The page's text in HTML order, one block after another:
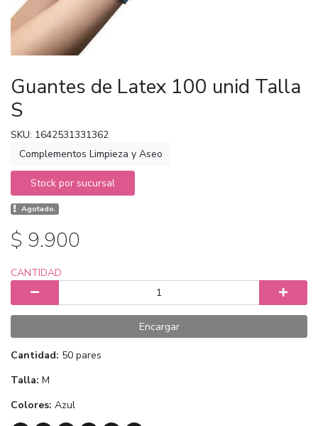
Guantes de Latex 100 unid Talla
S
SKU: 1642531331362
Complementos Limpieza y Aseo
Stock por sucursal
Agotado.
$ 9.900
CANTIDAD
Encargar
Cantidad: 50 pares
Talla: M
Colores: Azul